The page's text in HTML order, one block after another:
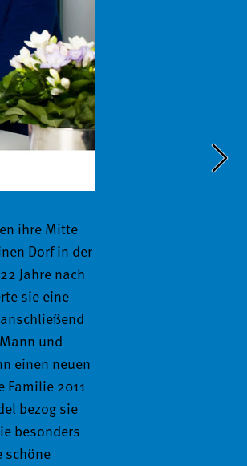
an Ihrer
beim
(siehe
zum
sind
direkt
zu sorgen.
ihre Mitte
Dorf in der
Jahre nach
sie eine
und
einen neuen
Familie 2011
bezog sie
besonders
schöne